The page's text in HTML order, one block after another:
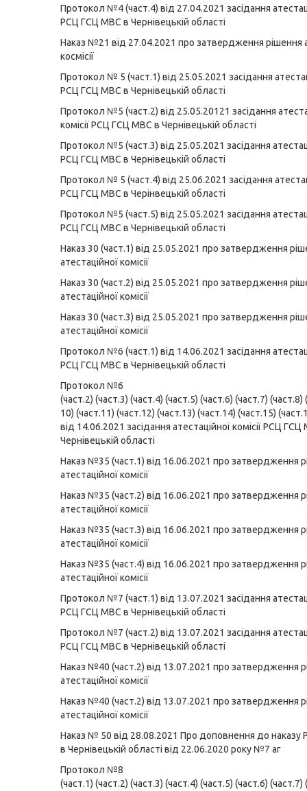
Протокол №4 (част.4) від 27.04.2021 засідання
РСЦ ГСЦ МВС в Чернівецькій області
Наказ №21 від 27.04.2021 про затвердження рішення
космісії
Протокол № 5 (част.1) від 25.05.2021 засідання
РСЦ ГСЦ МВС в Чернівецькій області
Протокол №5 (част.2) від 25.05.20121 засідання
комісії РСЦ ГСЦ МВС в Чернівецькій області
Протокол №5 (част.3) від 25.05.2021 засідання
РСЦ ГСЦ МВС в Чернівецькій області
Протокол № 5 (част.4) від 25.06.2021 засідання
РСЦ ГСЦ МВС в Черінвецькій області
Протокол №5 (част.5) від 25.05.2021 засідання
РСЦ ГСЦ МВС в Чернівецькій області
Наказ 30 (част.1) від 25.05.2021 про затвердження
атестаційної комісії
Наказ 30 (част.2) від 25.05.2021 про затвердження
атестаційної комісії
Наказ 30 (част.3) від 25.05.2021 про затвердження
атестаційної комісії
Протокол №6 (част.1) від 14.06.2021 засідання
РСЦ ГСЦ МВС в Чернівецькій області
Протокол №6
(част.2) (част.3) (част.4) (част.5) (част.6) (част.7) (част.8)
10) (част.11) (част.12) (част.13) (част.14) (част.15)
від 14.06.2021 засідання атестаційної комісії РСЦ
Чернівецькій області
Наказ №35 (част.1) від 16.06.2021 про затвердження
атестаційної комісії
Наказ №35 (част.2) від 16.06.2021 про затвердження
атестаційної комісії
Наказ №35 (част.3) від 16.06.2021 про затвердження
атестаційної комісії
Наказ №35 (част.4) від 16.06.2021 про затвердження
атестаційної комісії
Протокол №7 (част.1) від 13.07.2021 засідання
РСЦ ГСЦ МВС в Чернівецькій області
Протокол №7 (част.2) від 13.07.2021 засідання
РСЦ ГСЦ МВС в Чернівецькій області
Наказ №40 (част.2) від 13.07.2021 про затвердження
атестаційної комісії
Наказ №40 (част.2) від 13.07.2021 про затвердження
атестаційної комісії
Наказ № 50 від 28.08.2021 Про доповнення до
в Чернівецькій області від 22.06.2020 року №7 аг
Протокол №8
(част.1) (част.2) (част.3) (част.4) (част.5) (част.6) (част.7)